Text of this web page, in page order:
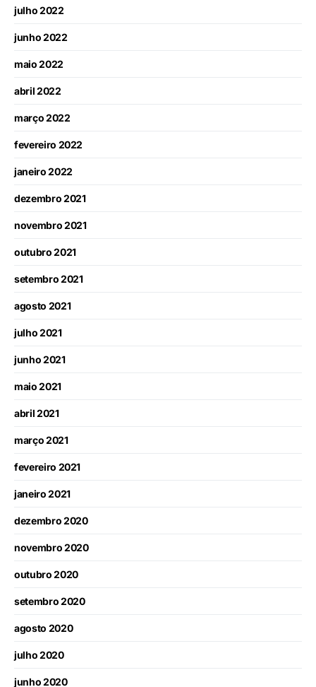
julho 2022
junho 2022
maio 2022
abril 2022
março 2022
fevereiro 2022
janeiro 2022
dezembro 2021
novembro 2021
outubro 2021
setembro 2021
agosto 2021
julho 2021
junho 2021
maio 2021
abril 2021
março 2021
fevereiro 2021
janeiro 2021
dezembro 2020
novembro 2020
outubro 2020
setembro 2020
agosto 2020
julho 2020
junho 2020